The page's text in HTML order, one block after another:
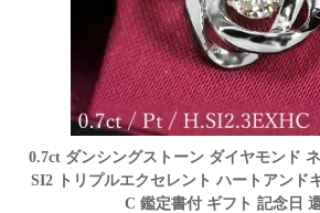
0.7ct ダンシングストーン ダイヤモンド
SI2 トリプルエクセレント ハートアンド
C 鑑定書付 ギフト 記念日